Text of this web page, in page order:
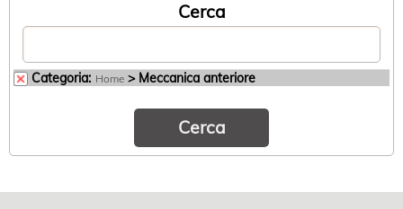
Cerca
Categoria: Home > Meccanica anteriore